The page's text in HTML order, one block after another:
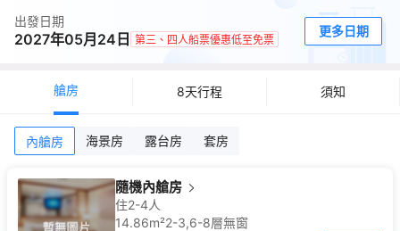
出發日期
2027年05月24日 第三、四人船票優惠低至免票
更多日期
艙房 8天行程 須知
內艙房 海景房 露台房 套房
隨機內艙房
住2-4人
14.86m²2-3,6-8層無窗